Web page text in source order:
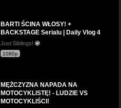
BARTI ŚCINA WŁOSY! +
BACKSTAGE Serialu | Daily Vlog 4
Just Siblings!
1080p
MĘŻCZYZNA NAPADA NA
MOTOCYKLISTĘ! - LUDZIE VS
MOTOCYKLIŚCI!